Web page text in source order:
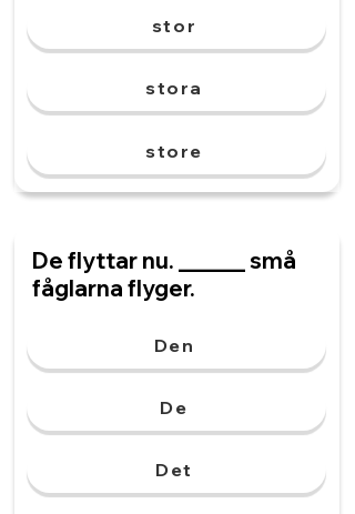
stor
stora
store
De flyttar nu. ______ små
fåglarna flyger.
Den
De
Det